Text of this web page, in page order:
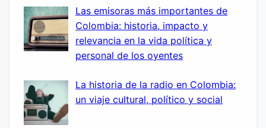
Las emisoras más importantes de
Colombia: historia, impacto y
relevancia en la vida política y
personal de los oyentes
La historia de la radio en Colombia:
un viaje cultural, político y social